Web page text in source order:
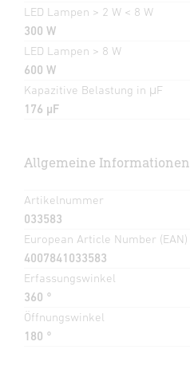
LED Lampen > 2 W < 8 W
300 W
LED Lampen > 8 W
600 W
Kapazitive Belastung in μF
176 µF
Allgemeine Informationen
Artikelnummer
033583
European Article Number (EAN)
4007841033583
Erfassungswinkel
360 °
Öffnungswinkel
180 °